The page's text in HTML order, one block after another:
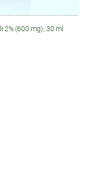
(600 mg), 30 ml